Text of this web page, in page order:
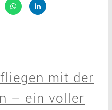
mit der
– ein voller